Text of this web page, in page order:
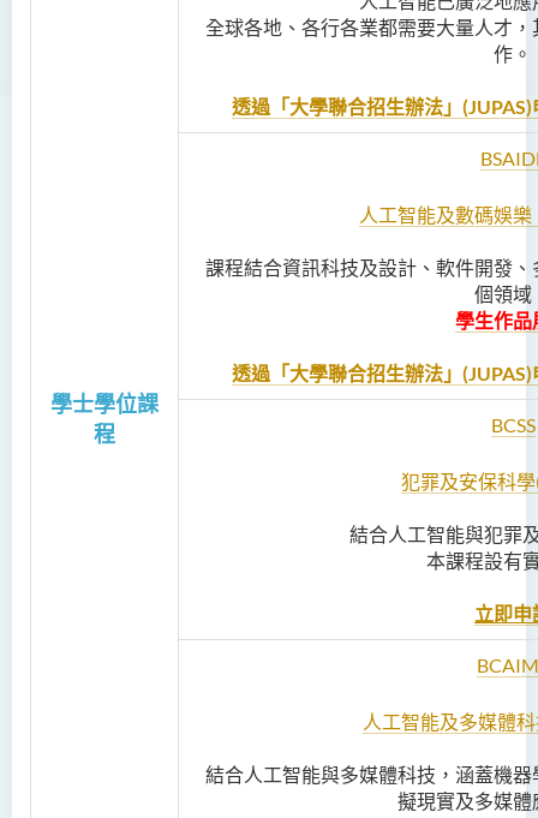
學士學位課
程
全球各地、各行各業都需要大量人才
作。
透過「大學聯合招生辦法」
人工智能及數碼娛
課程結合資訊科技及設計、軟件開發
個領域
學生作品
透過「大學聯合招生辦法」
BCSS
犯罪及安保科
結合人工智能與犯罪
本課程設有
立即申
人工智能及多媒體
結合人工智能與多媒體科技，涵蓋機
擬現實及多媒體